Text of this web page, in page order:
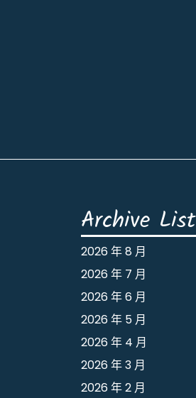
Archive List
2026 年 8 月
2026 年 7 月
2026 年 6 月
2026 年 5 月
2026 年 4 月
2026 年 3 月
2026 年 2 月